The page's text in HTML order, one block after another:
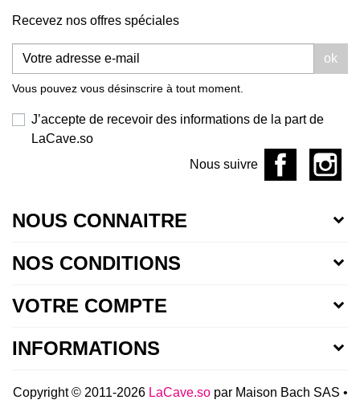
Recevez nos offres spéciales
ok
Vous pouvez vous désinscrire à tout moment.
J’accepte de recevoir des informations de la part de
LaCave.so
Nous suivre
NOUS CONNAITRE
NOS CONDITIONS
VOTRE COMPTE
INFORMATIONS
Copyright © 2011-2026 LaCave.sopar Maison Bach SAS •